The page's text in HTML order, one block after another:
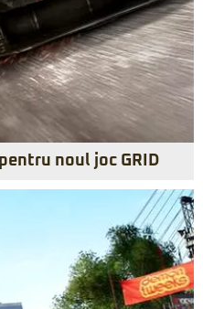
noul joc GRID